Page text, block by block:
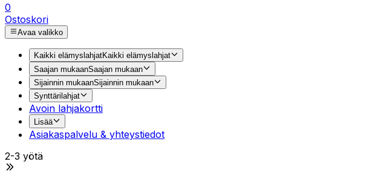
0
Ostoskori
Avaa valikko
Kaikki elämyslahjatKaikki elämyslahjat
Saajan mukaanSaajan mukaan
Sijainnin mukaanSijainnin mukaan
Synttärilahjat
Avoin lahjakortti
Lisää
Asiakaspalvelu & yhteystiedot
2-3 yötä